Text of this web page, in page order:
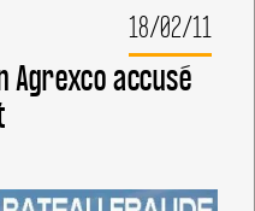
EXCLUT
DEXIA
DE
SES
18/02/11
Agrexco accusé